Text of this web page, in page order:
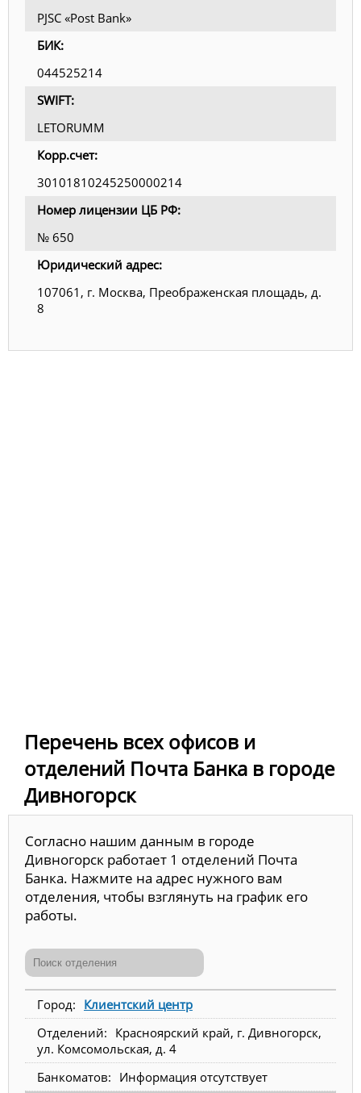
PJSC «Post Bank»
БИК:
044525214
SWIFT:
LETORUMM
Корр.счет:
30101810245250000214
Номер лицензии ЦБ РФ:
№ 650
Юридический адрес:
107061, г. Москва, Преображенская площадь, д.
8
Перечень всех офисов и
отделений Почта Банка в городе
Дивногорск
Согласно нашим данным в городе
Дивногорск работает 1 отделений Почта
Банка. Нажмите на адрес нужного вам
отделения, чтобы взглянуть на график его
работы.
Клиентский центр
Красноярский край, г. Дивногорск,
ул. Комсомольская, д. 4
Информация отсутствует